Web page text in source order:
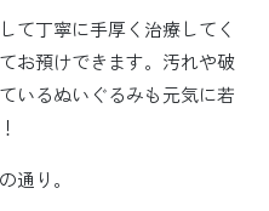
て丁寧に手厚く治療してく
お預けできます。汚れや破
いるぬいぐるみも元気に若
通り。